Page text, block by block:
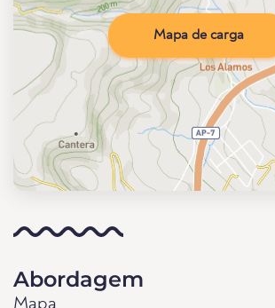
Mapa de carga
Abordagem